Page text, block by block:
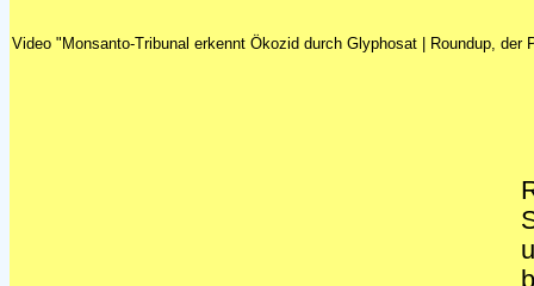
Video "Monsanto-Tribunal erkennt Ökozid durch Glyphosat | Roundup, der